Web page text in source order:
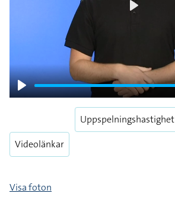
Play
Videolänkar
Uppspelningshastighet
Visa foton